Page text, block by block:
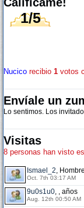
1/5
Nucico recibio 1 votos
Envíale un
Lo sentimos. Los
Visitas
8 personas han visto
Ismael_2,
Oct. 7th 03:17 AM
9u0s1u0, , años
Aug. 12th 00:50 AM